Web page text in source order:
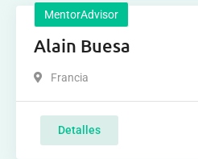
MentorAdvisor
Alain Buesa
Francia
Detalles